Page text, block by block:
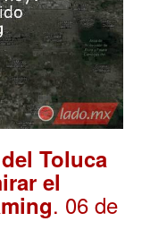
Toluca
el
. 06 de